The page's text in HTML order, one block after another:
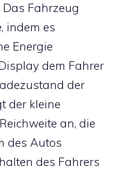
Fahrzeug
indem es
Energie
dem Fahrer
der
der kleine
an, die
des Autos
des Fahrers